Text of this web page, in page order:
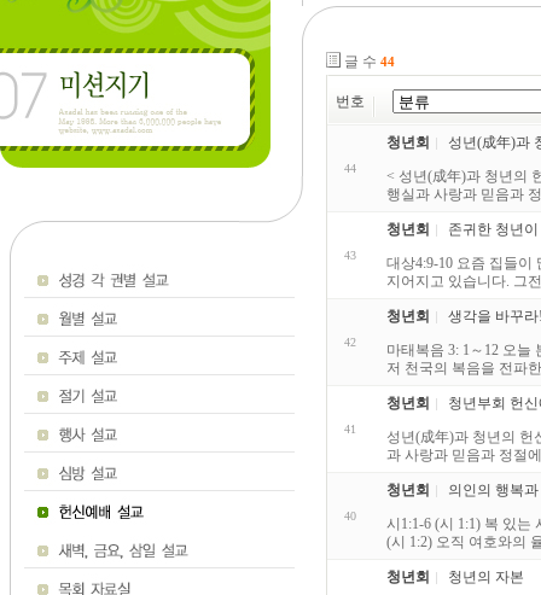
글 수 44
번호
44
청년회
성년(成年)과
< 성년(成年)과 청년의
행실과 사랑과 믿음과
43
청년회
존귀한 청년
대상4:9-10 요즘 집들이
지어지고 있습니다. 그
42
청년회
생각을 바꾸
마태복음 3: 1～12 오늘
저 천국의 복음을 전파
41
청년회
청년부회 헌
성년(成年)과 청년의 헌
과 사랑과 믿음과 정절
40
청년회
의인의 행복
시1:1-6 (시 1:1) 복 있
(시 1:2) 오직 여호와의
청년회
청년의 자본